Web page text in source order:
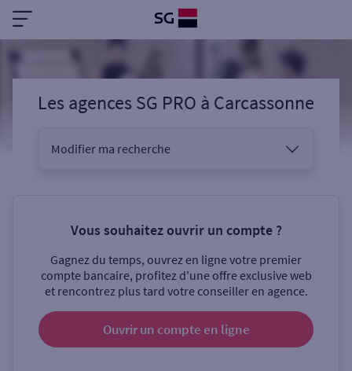
Les agences SG PRO à Carcassonne
Modifier ma recherche
Sélectionnez votre recherche
Ouverte le samedi
Vous souhaitez ouvrir un compte ?
Gagnez du temps, ouvrez en ligne votre premier
compte bancaire, profitez d'une offre exclusive web
et rencontrez plus tard votre conseiller en agence.
Ouvrir un compte en ligne